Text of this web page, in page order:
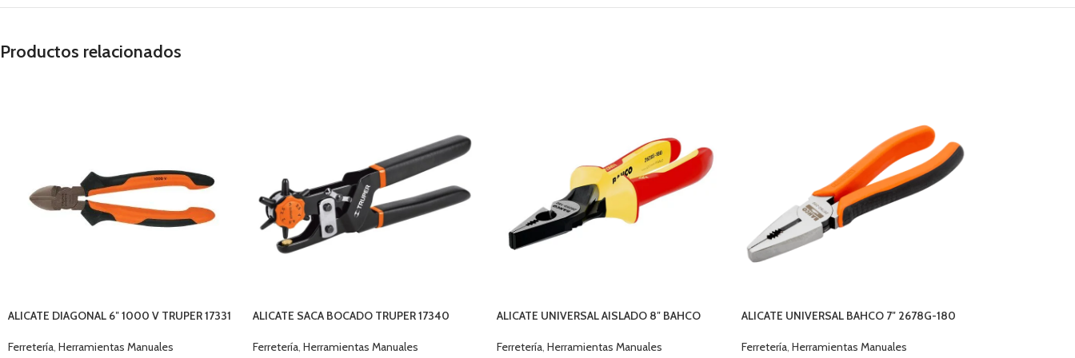
Productos relacionados
ALICATE DIAGONAL 6″ 1000 V TRUPER 17331
Ferretería Herramientas Manuales
ALICATE SACA BOCADO TRUPER 17340
Ferretería, Herramientas Manuales
ALICATE UNIVERSAL AISLADO 8″ BAHCO
Ferretería, Herramientas Manuales
ALICATE UNIVERSAL BAHCO 7″ 2678G-180
Ferretería, Herramientas Manuales